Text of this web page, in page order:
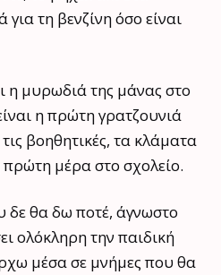
τη βενζίνη όσο είναι
η μυρωδιά της μάνας στο
η πρώτη γρατζουνιά
βοηθητικές, τα κλάματα
πρώτη μέρα στο σχολείο.
θα δω ποτέ, άγνωστο
ολόκληρη την παιδική
μέσα σε μνήμες που θα